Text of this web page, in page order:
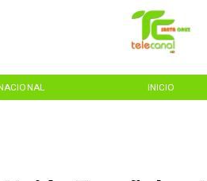
INICIO